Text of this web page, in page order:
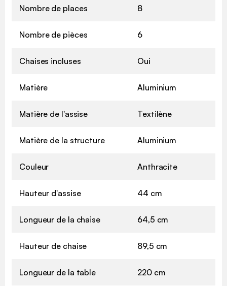
Nombre de places 8
Nombre de pièces 6
Chaises incluses Oui
Matière Aluminium
Matière de l'assise Textilène
Matière de la structure Aluminium
Couleur Anthracite
Hauteur d'assise 44 cm
Longueur de la chaise 64,5 cm
Hauteur de chaise 89,5 cm
Longueur de la table 220 cm